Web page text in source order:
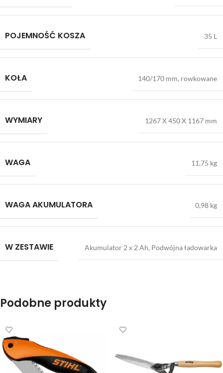
POJEMNOŚĆ KOSZA 35 L
KOŁA 140/170 mm, rowkowane
WYMIARY 1267 X 450 X 1167 mm
WAGA 11,75 kg
WAGA AKUMULATORA 0,98 kg
W ZESTAWIE Akumulator 2 x 2 Ah, Podwójna ładowarka
Podobne produkty